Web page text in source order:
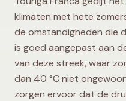
klimaten met hete
de omstandigheden die
is goed aangepast aan
van deze streek, waar
dan 40 °C niet
zorgen ervoor dat de